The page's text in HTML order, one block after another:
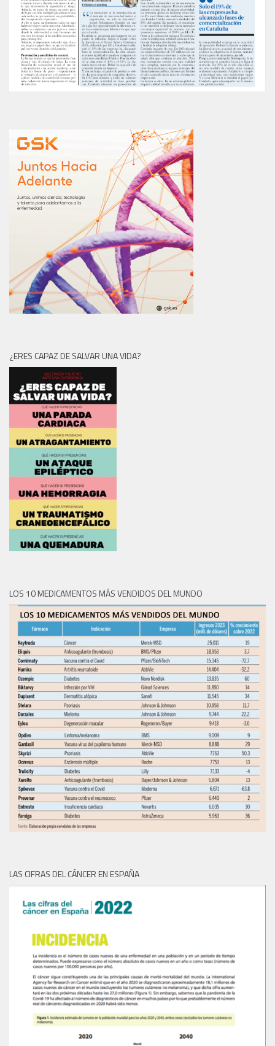
¿ERES CAPAZ DE SALVAR UNA VIDA?
LOS 10 MEDICAMENTOS MÁS VENDIDOS DEL MUNDO
LAS CIFRAS DEL CÁNCER EN ESPAÑA